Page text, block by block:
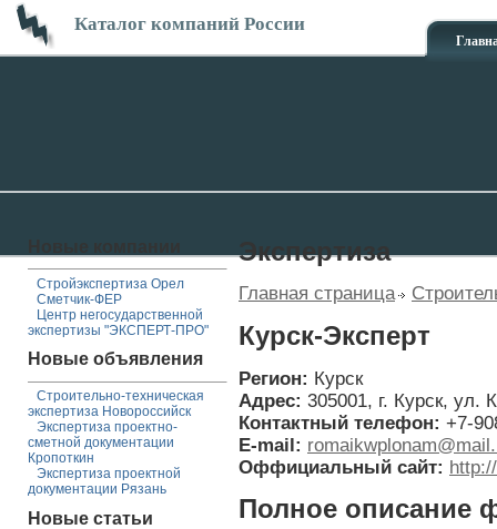
Каталог компаний России
Стройэкспертиза Орел
Сметчик-ФЕР
Центр негосударственной
экспертизы "ЭКСПЕРТ-ПРО"
Новые объявления
Строительно-техническая
экспертиза Новороссийск
Экспертиза проектно-
сметной документации
Кропоткин
Экспертиза проектной
документации Рязань
Новые статьи
Экспертиза
Главная страница
Курск-Эксперт
Регион: Курск
Адрес: 305001, г. Курск, ул.
Контактный телефон: +7-
E-mail:
Оффициальный сайт:
Полное описание